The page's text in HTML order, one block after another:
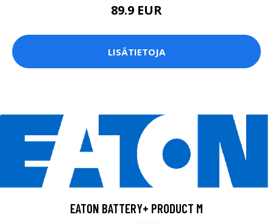
89.9 EUR
LISÄTIETOJA
EATON BATTERY+ PRODUCT M